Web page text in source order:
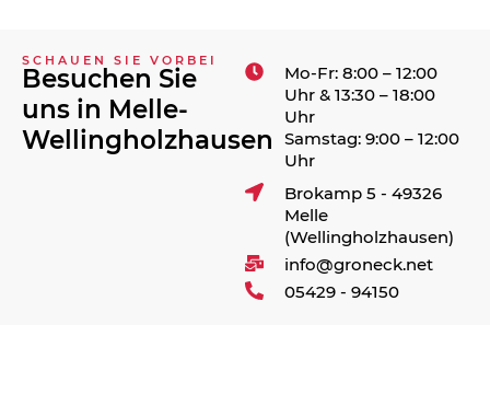
SCHAUEN SIE VORBEI
Besuchen Sie
uns in Melle-
Wellingholzhausen
Mo-Fr: 8:00 – 12:00
Uhr & 13:30 – 18:00
Uhr
Samstag: 9:00 – 12:00
Uhr
Brokamp 5 - 49326
Melle
(Wellingholzhausen)
info@groneck.net
05429 - 94150